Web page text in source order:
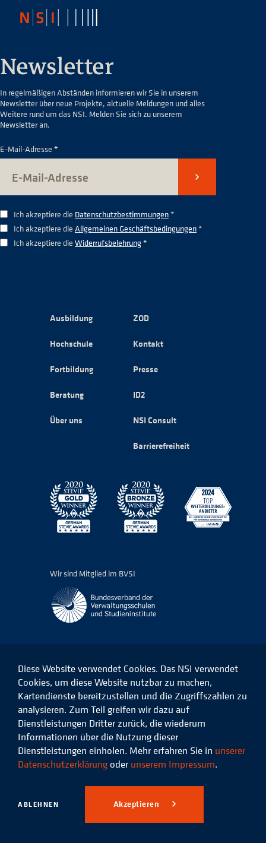
Newsletter
In regelmäßigen Abständen informieren wir Sie in unserem
Newsletter über neue Projekte, aktuelle Meldungen und alles
Weitere rund um das NSI. Melden Sie sich zu unserem
Newsletter an.
E-Mail-Adresse *
Senden
Ich akzeptiere die Datenschutzbestimmungen*
Ich akzeptiere die Allgemeinen Geschäftsbedingungen*
Ich akzeptiere die Widerrufsbelehrung*
Ausbildung
Hochschule
Fortbildung
Beratung
Über uns
ZOD
Kontakt
Presse
ID2
NSI Consult
Barrierefreiheit
Wir sind Mitglied im BVSI
Das
NSI
Facebook
Das
NSI
auf
LinkedIn
Das
NSI
auf
Instagram
Das
Xing
© 2026 Niedersächsisches
Studieninstitut für kommunale
Verwaltung e.V.
Datenschutz Impressum
Diese Website verwendet Cookies. Das NSI verwendet
Cookies, um diese Website nutzbar zu machen,
Kartendienste bereitzustellen und die Zugriffszahlen zu
analysieren. Zum Teil greifen wir dazu auf
Dienstleistungen Dritter zurück, die wiederum
Informationen über die Nutzung dieser
Dienstleistungen einholen. Mehr erfahren Sie in unserer
Datenschutzerklärung oder unserem Impressum.
ABLEHNEN Akzeptieren